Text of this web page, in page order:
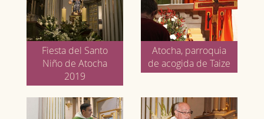
Fiesta del Santo
Niño de Atocha
2019
Atocha, parroquia
de acogida de Taize